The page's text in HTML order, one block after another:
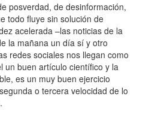
posverdad, de desinformación,
todo fluye sin solución de
acelerada –las noticias de la
la mañana un día sí y otro
redes sociales nos llegan como
un buen artículo científico y la
es un muy buen ejercicio
o tercera velocidad de lo